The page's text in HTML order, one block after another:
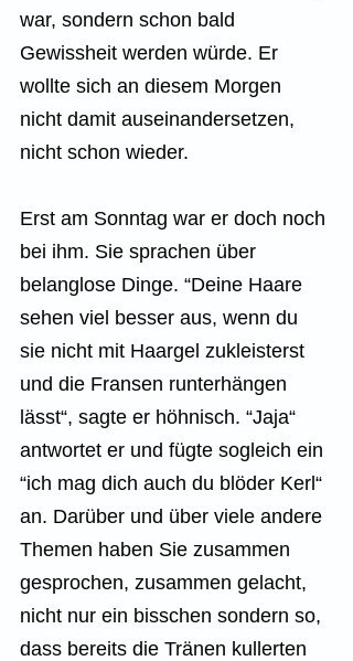
war, sondern schon bald
Gewissheit werden würde. Er
wollte sich an diesem Morgen
nicht damit auseinandersetzen,
nicht schon wieder.
Erst am Sonntag war er doch noch
bei ihm. Sie sprachen über
belanglose Dinge. “Deine Haare
sehen viel besser aus, wenn du
sie nicht mit Haargel zukleisterst
und die Fransen runterhängen
lässt“, sagte er höhnisch. “Jaja“
antwortet er und fügte sogleich ein
“ich mag dich auch du blöder Kerl“
an. Darüber und über viele andere
Themen haben Sie zusammen
gesprochen, zusammen gelacht,
nicht nur ein bisschen sondern so,
dass bereits die Tränen kullerten